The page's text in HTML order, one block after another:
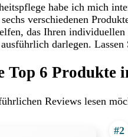
habe ich mich
verschiedenen
das Ihren
darlegen.
Top 6 Produkte
Reviews lesen
#2